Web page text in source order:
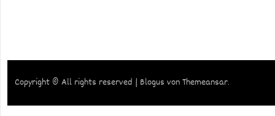
Copyright © All rights reserved | Blogus vonThemeansar.